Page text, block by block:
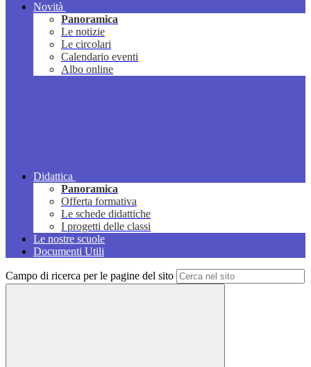
Novità
Panoramica
Le notizie
Le circolari
Calendario eventi
Albo online
Didattica
Panoramica
Offerta formativa
Le schede didattiche
I progetti delle classi
Le nostre scuole
Documenti Utili
Campo di ricerca per le pagine del sito